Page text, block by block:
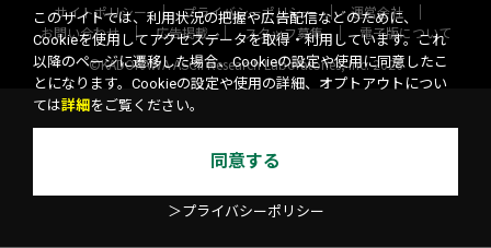
サイトポリシー プライバシーポリシー
運営会社
お問い合わせ
広告掲載 スタッフ募集
電子版について
©KADOKAWA ASCII Research Laboratories, Inc. 2026
このサイトでは、利用状況の把握や広告配信などのために、
Cookieを使用してアクセスデータを取得・利用しています。これ
以降のページに遷移した場合、Cookieの設定や使用に同意したこ
とになります。Cookieの設定や使用の詳細、オプトアウトについ
ては詳細 をご覧ください。
同意する
＞プライバシーポリシー